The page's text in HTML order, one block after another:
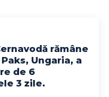
rămâne
Ungaria, a
de 6
3 zile.